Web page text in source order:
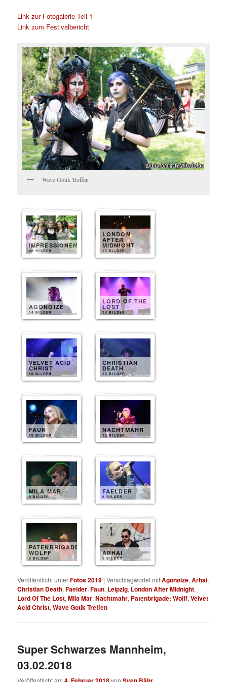
Link zur Fotogalerie Teil 1
Link zum Festivalbericht
Wave Gotik Treffen
IMPRESSIONEN
40 BILDER
LONDON
AFTER
MIDNIGHT
15 BILDER
AGONOIZE
14 BILDER
LORD OF THE
LOST
13 BILDER
VELVET ACID
CHRIST
10 BILDER
CHRISTIAN
DEATH
10 BILDER
FAUN
10 BILDER
NACHTMAHR
10 BILDER
MILA MAR
8 BILDER
FAELDER
8 BILDER
PATENBRIGADE
WOLFF
8 BILDER
ARHAI
5 BILDER
Veröffentlicht unterFotos 2019 |Verschlagwortet mitAgonoize,Arhai,
Christian Death,Faelder,Faun, Leipzig, London After Midnight,
Lord Of The Lost,Mila Mar,Nachtmahr, Patenbrigade: Wolff,Velvet
Acid Christ,Wave Gotik Treffen
Super Schwarzes Mannheim,
03.02.2018
Veröffentlicht am von